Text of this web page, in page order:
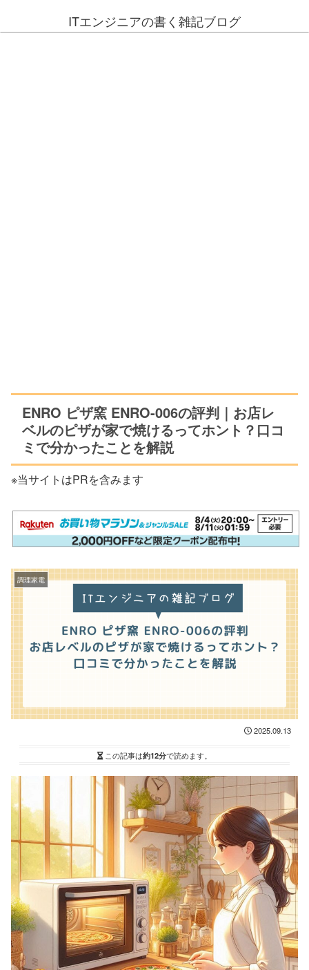
ITエンジニアの書く雑記ブログ
ENRO ピザ窯 ENRO-006の評判｜お店レ
ベルのピザが家で焼けるってホント？口コ
ミで分かったことを解説
※当サイトはPRを含みます
調理家電
2025.09.13
この記事は約12分で読めます。